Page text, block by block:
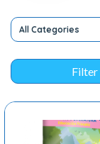
All Categories